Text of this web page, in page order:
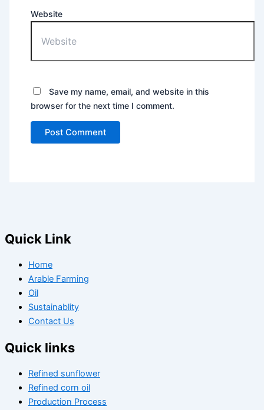
Website
Save my name, email, and website in this
browser for the next time I comment.
Quick Link
Home
Arable Farming
Oil
Sustainablity
Contact Us
Quick links
Refined sunflower
Refined corn oil
Production Process